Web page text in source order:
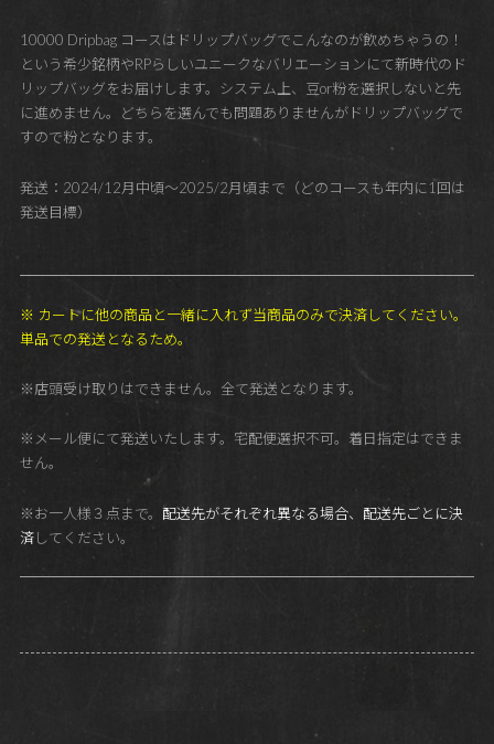
10000 Dripbag コースはドリップバッグでこんなのが飲めちゃうの！
という希少銘柄やRPらしいユニークなバリエーションにて新時代のド
リップバッグをお届けします。システム上、豆or粉を選択しないと先
に進めません。どちらを選んでも問題ありませんがドリップバッグで
すので粉となります。
発送：2024/12月中頃～2025/2月頃まで（どのコースも年内に1回は
発送目標）
※ カートに他の商品と一緒に入れず当商品のみで決済してください。
単品での発送となるため。
※店頭受け取りはできません。全て発送となります。
※メール便にて発送いたします。宅配便選択不可。着日指定はできま
せん。
※お一人様３点まで。 配送先がそれぞれ異なる場合、配送先ごとに決
済してください。